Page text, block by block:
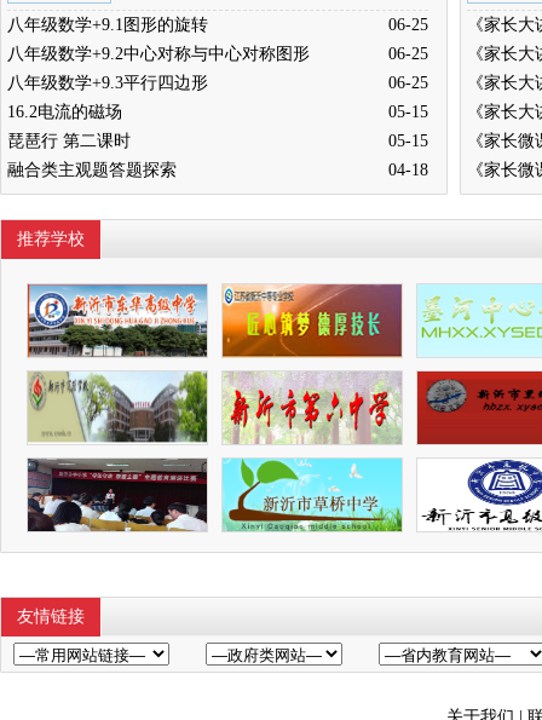
八年级数学+9.1图形的旋转
06-25
八年级数学+9.2中心对称与中心对称图形
06-25
八年级数学+9.3平行四边形
06-25
16.2电流的磁场
05-15
琵琶行 第二课时
05-15
融合类主观题答题探索
04-18
推荐学校
友情链接